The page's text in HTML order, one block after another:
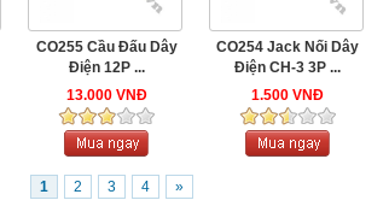
CO255 Cầu Đấu Dây
Điện 12P ...
13.000 VNĐ
CO254 Jack Nối Dây
Điện CH-3 3P ...
1.500 VNĐ
1 2 3 4 »